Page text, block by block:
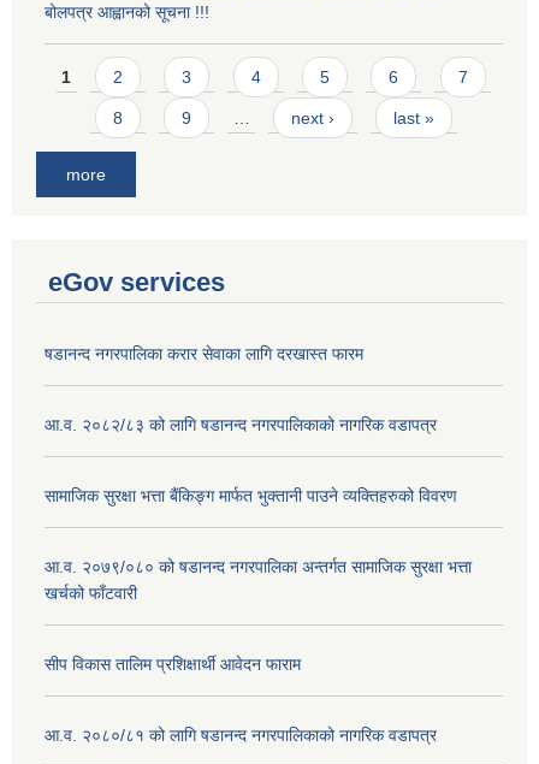
बोलपत्र आह्वानको सूचना !!!
Pages
1 2 3 4 5 6 7
8 9 … next › last »
more
eGov services
षडानन्द नगरपालिका करार सेवाका लागि दरखास्त फारम
आ.व. २०८२/८३ को लागि षडानन्द नगरपालिकाको नागरिक वडापत्र
सामाजिक सुरक्षा भत्ता बैंकिङ्ग मार्फत भुक्तानी पाउने व्यक्तिहरुको विवरण
आ.व. २०७९/०८० को षडानन्द नगरपालिका अन्तर्गत सामाजिक सुरक्षा भत्ता
खर्चको फाँटवारी
सीप विकास तालिम प्रशिक्षार्थी आवेदन फाराम
आ.व. २०८०/८१ को लागि षडानन्द नगरपालिकाको नागरिक वडापत्र